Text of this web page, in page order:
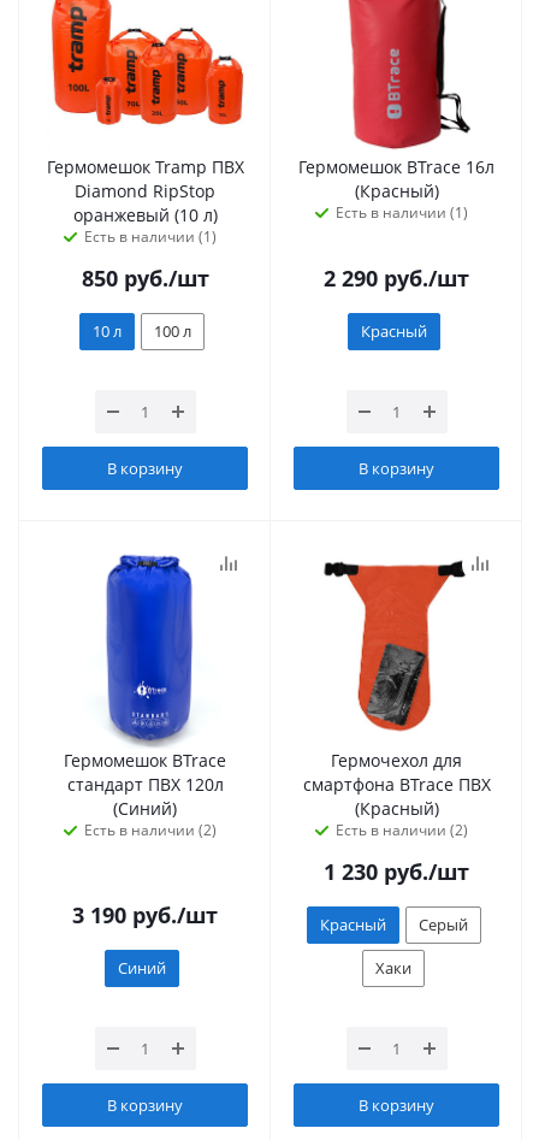
Гермомешок Tramp ПВХ
Diamond RipStop
оранжевый (10 л)
Есть в наличии (1)
850руб./шт
10 л 100 л
В корзину
Гермомешок BTrace 16л
(Красный)
Есть в наличии (1)
2 290 руб./шт
Красный
В корзину
Гермомешок BTrace
стандарт ПВХ 120л
(Синий)
Есть в наличии (2)
3 190 руб./шт
Синий
В корзину
Гермочехол для
смартфона BTrace ПВХ
(Красный)
Есть в наличии (2)
1 230 руб./шт
Красный
Серый
Хаки
В корзину